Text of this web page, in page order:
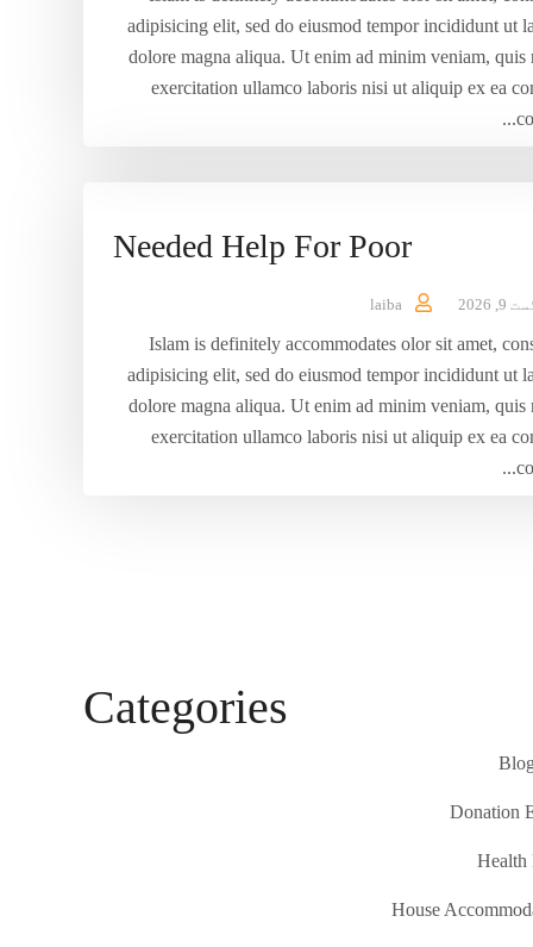
adipisicing elit, sed do eiusmod tempor incididunt ut
dolore magna aliqua. Ut enim ad minim veniam, quis
exercitation ullamco laboris nisi ut aliquip ex ea
Needed Help For Poor
2026
laiba
Islam is definitely accommodates olor sit amet,
adipisicing elit, sed do eiusmod tempor incididunt ut
dolore magna aliqua. Ut enim ad minim veniam, quis
exercitation ullamco laboris nisi ut aliquip ex ea
Categories
Donation
Health
House